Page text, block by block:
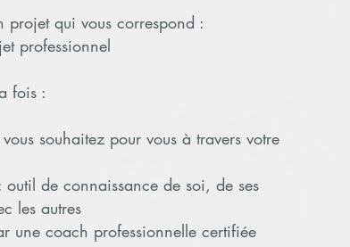
projet qui vous correspond :
professionnel
fois :
souhaitez pour vous à travers votre
de connaissance de soi, de ses
les autres
une coach professionnelle certifiée